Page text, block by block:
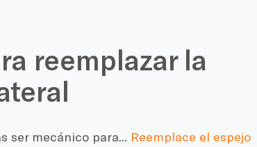
reemplazar la
ser mecánico para... Reemplace el espejo